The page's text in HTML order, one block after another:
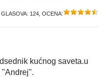
GLASOVA: 124 , OCENA:
kućnog saveta.u
"Andrej".